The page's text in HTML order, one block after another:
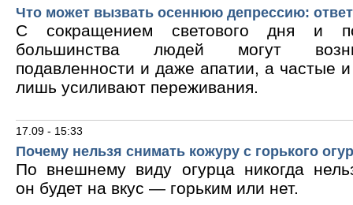
Что может вызвать осеннюю депрессию:
С сокращением светового дня и
большинства людей могут
подавленности и даже апатии, а частые
лишь усиливают переживания.
17.09 - 15:33
Почему нельзя снимать кожуру с горького
По внешнему виду огурца никогда
он будет на вкус — горьким или нет.